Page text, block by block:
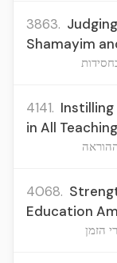
3863.
Shamayim
4141. Instilling
in All
4068.
Education
הזמן